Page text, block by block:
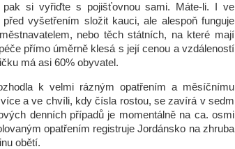
si vyřiďte s pojišťovnou sami. Máte-li. I ve
vyšetřením složit kauci, ale alespoň funguje
nebo těch státních, na které mají
přímo úměrně klesá s její cenou a vzdáleností
má asi 60% obyvatel.
k velmi rázným opatřením a měsíčnímu
a ve chvíli, kdy čísla rostou, se zavírá v sedm
denních případů je momentálně na ca. osmi
opatřením registruje Jordánsko na zhruba
obětí.